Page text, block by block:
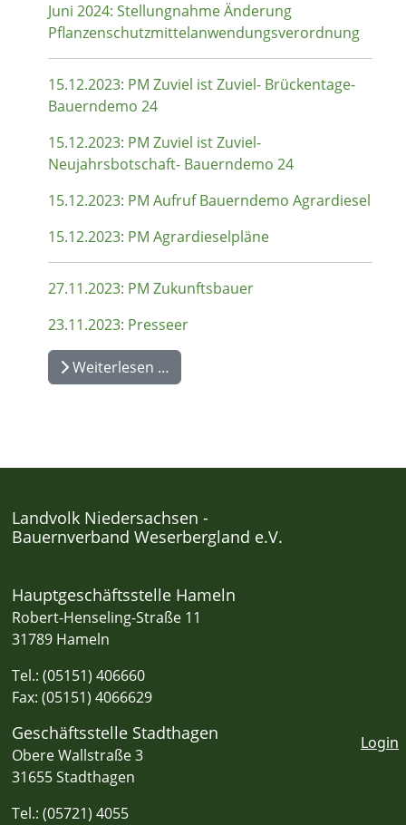
Juni 2024: Stellungnahme Änderung
Pflanzenschutzmittelanwendungsverordnung
15.12.2023: PM Zuviel ist Zuviel- Brückentage-
Bauerndemo 24
15.12.2023: PM Zuviel ist Zuviel-
Neujahrsbotschaft- Bauerndemo 24
15.12.2023: PM Aufruf Bauerndemo Agrardiesel
15.12.2023: PM Agrardieselpläne
27.11.2023: PM Zukunftsbauer
23.11.2023: Presseer
Weiterlesen …
Landvolk Niedersachsen -
Bauernverband Weserbergland e.V.
Hauptgeschäftsstelle Hameln
Robert-Henseling-Straße 11
31789 Hameln
Tel.: (05151) 406660
Fax: (05151) 4066629
Geschäftsstelle Stadthagen
Obere Wallstraße 3
31655 Stadthagen
Tel.: (05721) 4055
Login